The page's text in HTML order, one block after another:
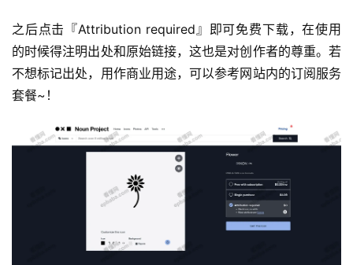
品
之后点击『Attribution required』即可免费下载，在使用
的时候得注明出处和原始链接，这也是对创作者的尊重。若
不想标记出处，用作商业用途，可以参考网站内的订阅服务
套餐~！